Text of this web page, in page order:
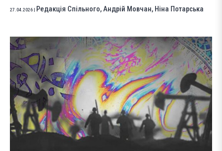
27.04.2026 Редакція Спільного,Андрій Мовчан, Ніна Потарська